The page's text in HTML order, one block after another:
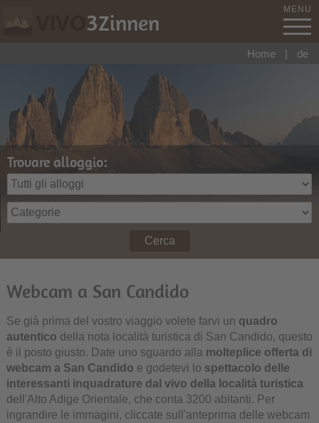
3Zinnen MENU
Trovare alloggio:
Cerca
Home | de
Webcam a San Candido
Se già prima del vostro viaggio volete farvi un quadro
autentico della nota località turistica di San Candido, questo
è il posto giusto. Date uno sguardo alla molteplice offerta di
webcam a San Candido e godetevi lo spettacolo delle
interessanti inquadrature dal vivo della località turistica
dell'Alto Adige Orientale, che conta 3200 abitanti. Per
ingrandire le immagini, cliccate sull'anteprima delle webcam